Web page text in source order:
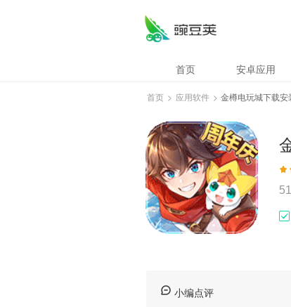
首页 安卓应用
首页 > 应用软件 > 金樽电玩城下载安
小编点评